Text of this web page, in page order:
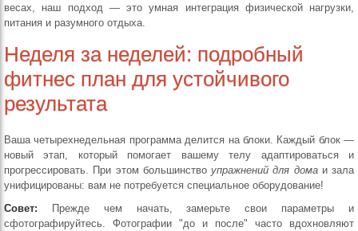
весах, наш подход — это умная интеграция физической нагрузки,
питания и разумного отдыха.
Неделя за неделей: подробный
фитнес план для устойчивого
результата
Ваша четырехнедельная программа делится на блоки. Каждый блок —
новый этап, который помогает вашему телу адаптироваться и
прогрессировать. При этом большинство упражнений для домаи зала
унифицированы: вам не потребуется специальное оборудование!
Совет: Прежде чем начать, замерьте свои параметры и
сфотографируйтесь. Фотографии "до и после" часто вдохновляют